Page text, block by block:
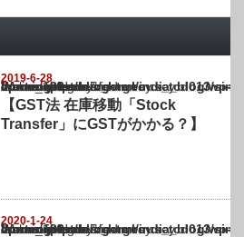
2019-6-28
Warning
: Undefined array key "show_category" in
/home/netst/kuno-cpa.co.jp/public_html/india_blog/wp-content/themes/
on line183
【GST法 在庫移動「Stock
Transfer」にGSTがかかる？】
2020-1-24
Warning
: Undefined array key "show_category" in
/home/netst/kuno-cpa.co.jp/public_html/india_blog/wp-content/themes/
on line183